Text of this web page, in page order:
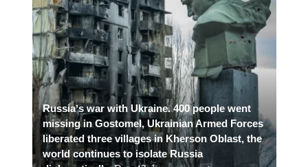
Russiaʼs war with Ukraine. 400 people went
missing in Gostomel, Ukrainian Armed Forces
liberated three villages in Kherson Oblast, the
world continues to isolate Russia